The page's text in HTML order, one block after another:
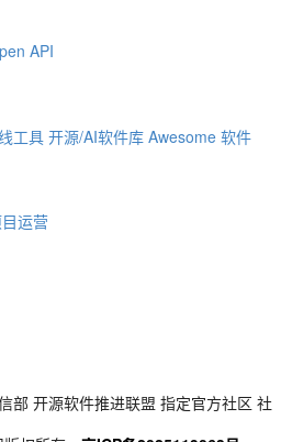
API
工具 开源/AI软件库 Awesome 软件
运营
部开源软件推进联盟 指定官方社区 社